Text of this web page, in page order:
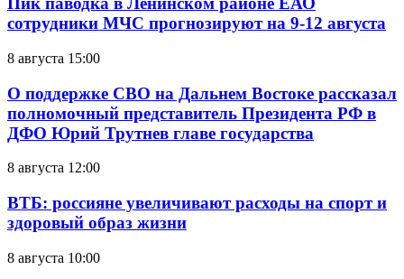
сотрудники МЧС прогнозируют на 9-12 августа
8 августа 15:00
О поддержке СВО на Дальнем Востоке рассказал
полномочный представитель Президента РФ в
ДФО Юрий Трутнев главе государства
8 августа 12:00
ВТБ: россияне увеличивают расходы на спорт и
здоровый образ жизни
8 августа 10:00